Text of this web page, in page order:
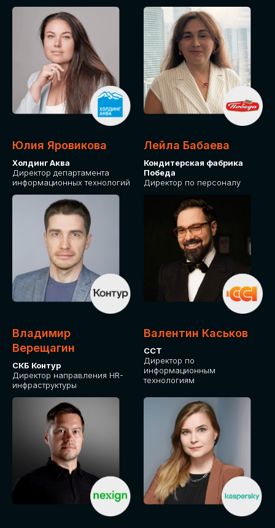
Юлия Яровикова
Холдинг Аква
Директор департамента
информационных технологий
Лейла Бабаева
Кондитерская фабрика
Победа
Директор по персоналу
Владимир
Верещагин
СКБ Контур
Директор направления HR-
инфраструктуры
Валентин Каськов
ССТ
Директор по
информационным
технологиям
ДЛЯ ОПЛАТЫ БИЛЕТОВ
ОТ ФИЗИЧЕСКОГО ЛИЦА
Оплата через сервис Timepad